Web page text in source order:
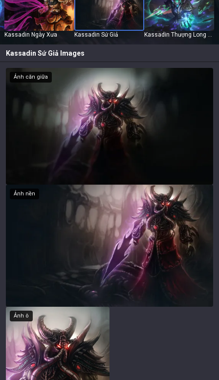
Kassadin Ngày Xưa Kassadin Sứ Giả Kassadin Thượng Long Giả
Kassadin Sứ Giả Images
Ảnh căn giữa
Ảnh nền
Ảnh ô